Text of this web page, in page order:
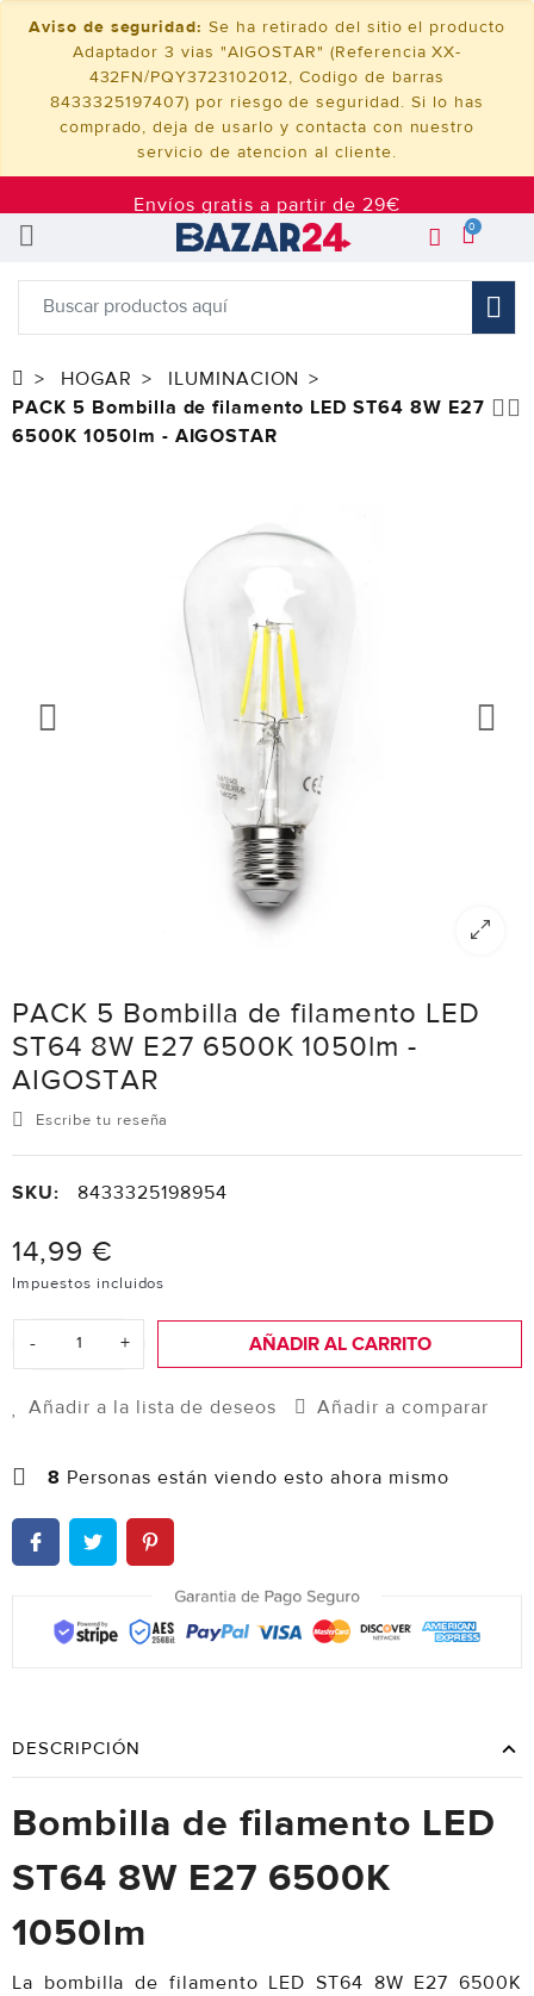
Aviso de seguridad: Se ha retirado del sitio el producto
Adaptador 3 vias "AIGOSTAR" (Referencia XX-
432FN/PQY3723102012, Codigo de barras
8433325197407) por riesgo de seguridad. Si lo has
comprado, deja de usarlo y contacta con nuestro
servicio de atencion al cliente.
Envíos gratis a partir de 29€
0
HOGAR
ILUMINACION
PACK 5 Bombilla de filamento LED ST64 8W E27
6500K 1050lm - AIGOSTAR
PACK 5 Bombilla de filamento LED
ST64 8W E27 6500K 1050lm -
AIGOSTAR
Escribe tu reseña
SKU: 8433325198954
14,99 €
Impuestos incluidos
- + AÑADIR AL CARRITO
Añadir a la lista de deseos Añadir a comparar
8 Personas están viendo esto ahora mismo
DESCRIPCIÓN
Bombilla de filamento LED
ST64 8W E27 6500K
1050lm
La bombilla de filamento LED ST64 8W E27 6500K